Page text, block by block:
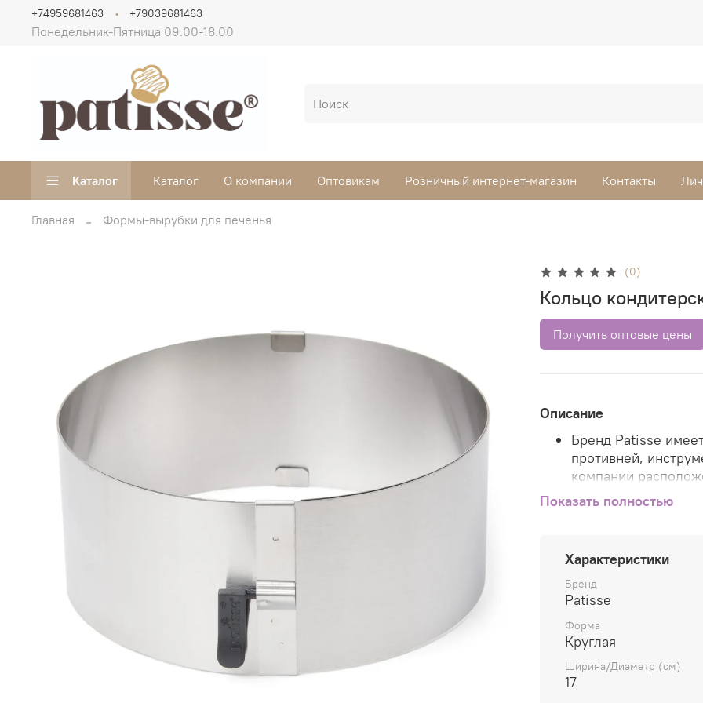
Понедельник-Пятница 09.00-18.00
+74959681463 +79039681463
Каталог Каталог О компании Оптовикам Розничный интернет-магазин Контакты
Главная Формы-вырубки для печенья
(0)
Кольцо
Получить оптовые цены
Описание
Бренд Patisse
противней,
компании
Весь ассортимент
Patisse в Европе,
качеством
Европейского союза.
Инновационные
максимально
эксплуатации, что
Показать полностью
Характеристики
Бренд
Patisse
Форма
Круглая
Ширина/Диаметр (см)
17